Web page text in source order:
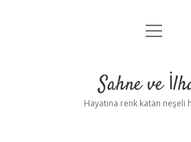
Anasayfa
Yasal Uyarı
menüyü
Sahne ve
Hayatına renk katan neşeli